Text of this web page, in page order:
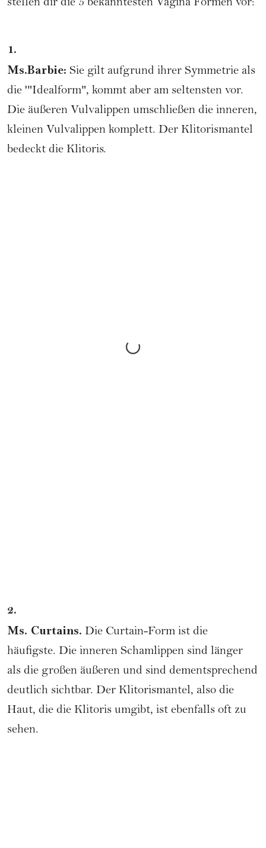
stellen dir die 5 bekanntesten Vagina Formen vor:
1.
Ms.Barbie: Sie gilt aufgrund ihrer Symmetrie als
die '"Idealform", kommt aber am seltensten vor.
Die äußeren Vulvalippen umschließen die inneren,
kleinen Vulvalippen komplett. Der Klitorismantel
bedeckt die Klitoris.
2.
Ms. Curtains. Die Curtain-Form ist die
häufigste. Die inneren Schamlippen sind länger
als die großen äußeren und sind dementsprechend
deutlich sichtbar. Der Klitorismantel, also die
Haut, die die Klitoris umgibt, ist ebenfalls oft zu
sehen.